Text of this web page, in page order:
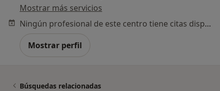
Mostrar más servicios
Ningún profesional de este centro tiene citas disponibles
Mostrar perfil
Búsquedas relacionadas